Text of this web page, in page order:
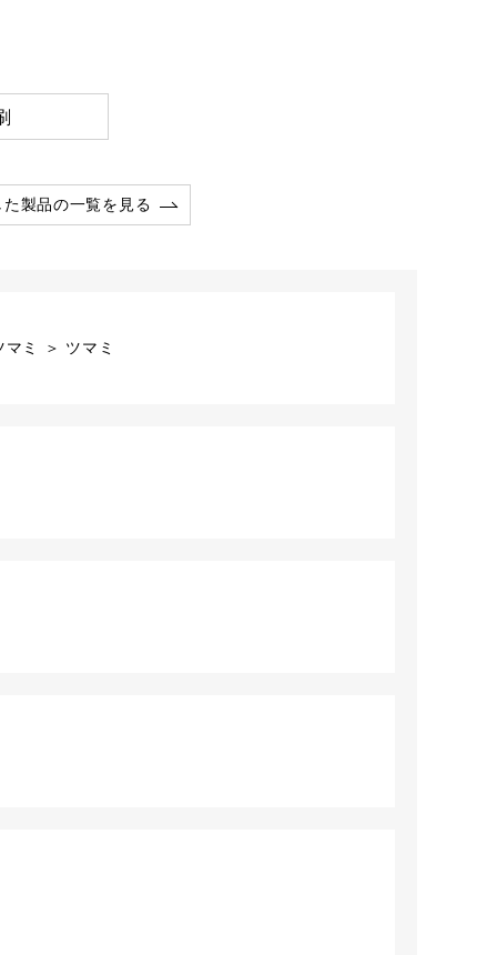
製品の一覧を見る
ミ ＞ ツマミ